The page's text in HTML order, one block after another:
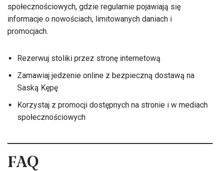
społecznościowych, gdzie regularnie pojawiają się
informacje o nowościach, limitowanych daniach i
promocjach.
Rezerwuj stoliki przez stronę internetową
Zamawiaj jedzenie online z bezpieczną dostawą na
Saską Kępę
Korzystaj z promocji dostępnych na stronie i w mediach
społecznościowych